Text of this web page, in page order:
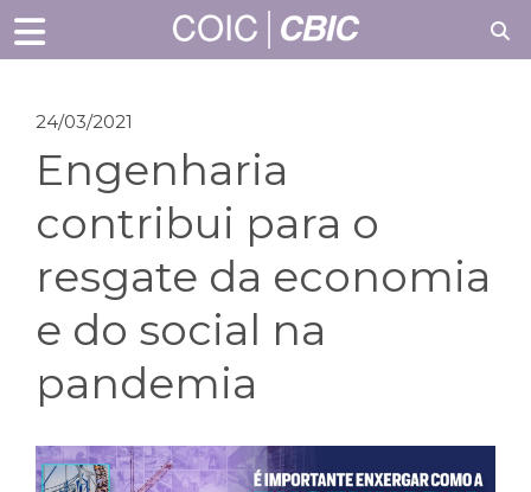
24/03/2021
Engenharia
contribui para o
resgate da economia
e do social na
pandemia